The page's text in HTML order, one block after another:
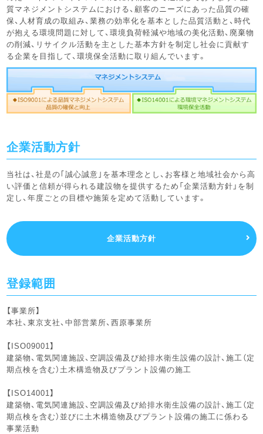
質マネジメントシステムにおける、顧客のニーズにあった品質の確
保、人材育成の取組み、業務の効率化を基本とした品質活動と、時代
が抱える環境問題に対して、環境負荷軽減や地域の美化活動、廃棄物
の削減、リサイクル活動を主とした基本方針を制定し社会に貢献す
る企業を目指して、環境保全活動に取り組んでいます。
企業活動方針
当社は、社是の｢誠心誠意｣を基本理念とし、お客様と地域社会から高
い評価と信頼が得られる建設物を提供するため「企業活動方針」を制
定し、年度ごとの目標や施策を定めて活動しています。
企業活動方針
登録範囲
【事業所】
本社、東京支社、中部営業所、西原事業所
【ISO09001】
建築物、電気関連施設、空調設備及び給排水衛生設備の設計、施工（定
期点検を含む）土木構造物及びプラント設備の施工
【ISO14001】
建築物、電気関連施設、空調設備及び給排水衛生設備の設計、施工（定
期点検を含む）並びに土木構造物及びプラント設備の施工に係わる
事業活動